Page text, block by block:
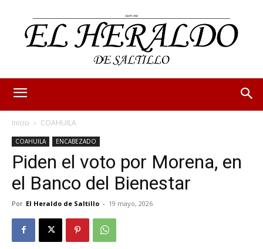
Inicio COAHUILA
COAHUILA ENCABEZADO
Piden el voto por Morena, en
el Banco del Bienestar
Por El Heraldo de Saltillo - 19 mayo, 2026